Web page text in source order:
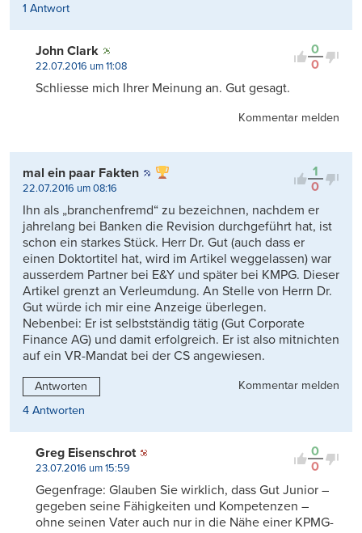
1 Antwort
0
0
John Clark
22.07.2016 um 11:08
Schliesse mich Ihrer Meinung an. Gut gesagt.
Kommentar melden
1
0
mal ein paar Fakten
22.07.2016 um 08:16
Ihn als „branchenfremd“ zu bezeichnen, nachdem er
jahrelang bei Banken die Revision durchgeführt hat, ist
schon ein starkes Stück. Herr Dr. Gut (auch dass er
einen Doktortitel hat, wird im Artikel weggelassen) war
ausserdem Partner bei E&Y und später bei KMPG. Dieser
Artikel grenzt an Verleumdung. An Stelle von Herrn Dr.
Gut würde ich mir eine Anzeige überlegen.
Nebenbei: Er ist selbstständig tätig (Gut Corporate
Finance AG) und damit erfolgreich. Er ist also mitnichten
auf ein VR-Mandat bei der CS angewiesen.
Antworten
Kommentar melden
4 Antworten
0
0
Greg Eisenschrot
23.07.2016 um 15:59
Gegenfrage: Glauben Sie wirklich, dass Gut Junior –
gegeben seine Fähigkeiten und Kompetenzen –
ohne seinen Vater auch nur in die Nähe einer KPMG-